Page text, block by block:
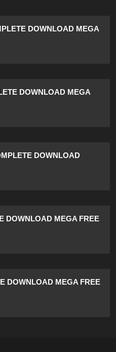
DOWNLOAD MEGA
DOWNLOAD MEGA
DOWNLOAD
DOWNLOAD MEGA FREE
DOWNLOAD MEGA FREE